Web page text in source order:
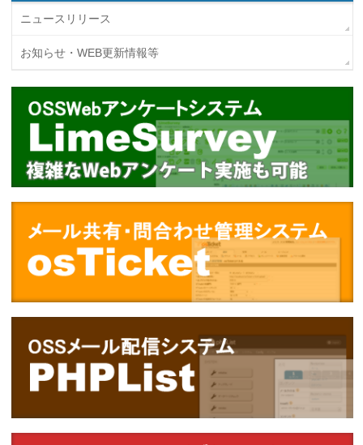
ニュースリリース
お知らせ・WEB更新情報等